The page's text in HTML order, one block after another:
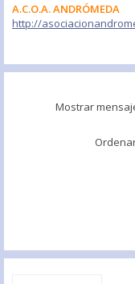
A.C.O.A. ANDRÓMEDA
http://
Mostrar